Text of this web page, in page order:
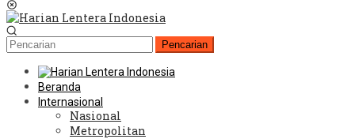
Pencarian
Beranda
Internasional
Nasional
Metropolitan